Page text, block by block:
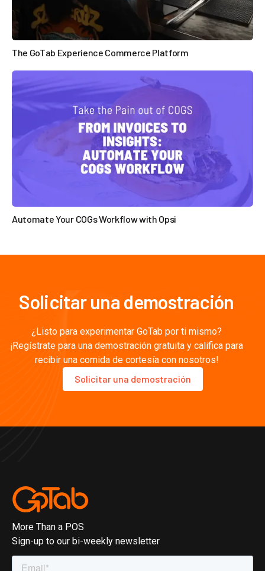

The GoTab Experience Commerce Platform
Automate Your COGs Workflow with Opsi
Solicitar una demostración
¿Listo para experimentar GoTab por ti mismo?
¡Regístrate para una demostración gratuita y califica para
recibir una comida de cortesía con nosotros!
Solicitar una demostración
More Than a POS
Sign-up to our bi-weekly newsletter